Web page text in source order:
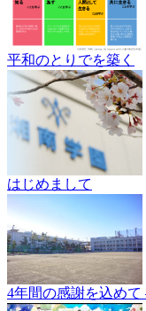
平和のとりでを築く
はじめまして
4年間の感謝を込め